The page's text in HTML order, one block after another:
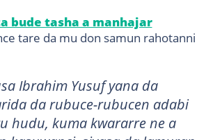
bude tasha a manhajar
tare da mu don samun rahotanni
Ibrahim Yusuf yana da
da rubuce-rubucen adabi
hudu, kuma kwararre ne a